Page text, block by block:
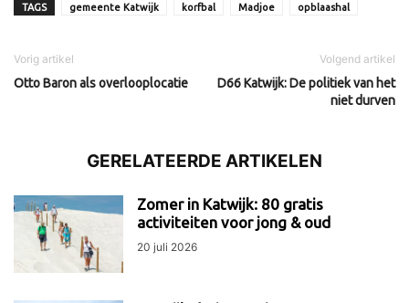
TAGS gemeente Katwijk korfbal Madjoe opblaashal
Vorig artikel
Otto Baron als overlooplocatie
Volgend artikel
D66 Katwijk: De politiek van het
niet durven
GERELATEERDE ARTIKELEN
Zomer in Katwijk: 80 gratis
activiteiten voor jong & oud
20 juli 2026